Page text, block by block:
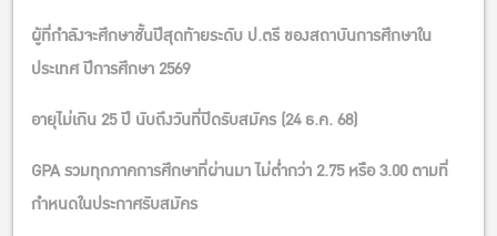
ผู้ที่กำลังจะศึกษาชั้นปีสุดท้ายระดับ ป.ตรี ของสถาบันการศึกษาใน
ประเทศ ปีการศึกษา 2569
อายุไม่เกิน 25 ปี นับถึงวันที่ปิดรับสมัคร (24 ธ.ค. 68)
GPA รวมทุกภาคการศึกษาที่ผ่านมา ไม่ต่ำกว่า 2.75 หรือ 3.00 ตามที่
กำหนดในประกาศรับสมัคร